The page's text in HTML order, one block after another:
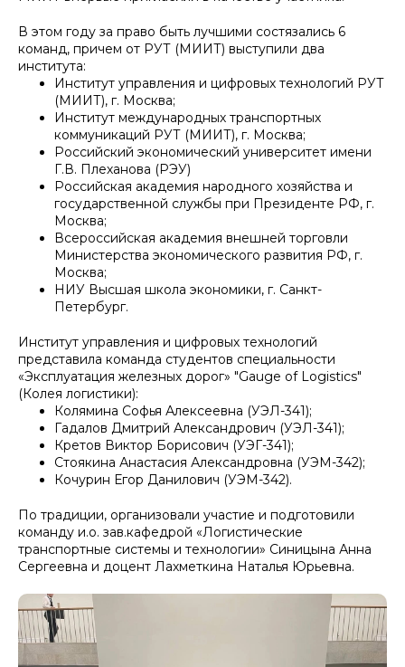
В этом году за право быть лучшими состязались 6
команд, причем от РУТ (МИИТ) выступили два
института:
Институт управления и цифровых технологий РУТ
(МИИТ), г. Москва;
Институт международных транспортных
коммуникаций РУТ (МИИТ), г. Москва;
Российский экономический университет имени
Г.В. Плеханова (РЭУ)
Российская академия народного хозяйства и
государственной службы при Президенте РФ, г.
Москва;
Всероссийская академия внешней торговли
Министерства экономического развития РФ, г.
Москва;
НИУ Высшая школа экономики, г. Санкт-
Петербург.
Институт управления и цифровых технологий
представила команда студентов специальности
«Эксплуатация железных дорог» "Gauge of Logistics"
(Колея логистики):
Колямина Софья Алексеевна (УЭЛ-341);
Гадалов Дмитрий Александрович (УЭЛ-341);
Кретов Виктор Борисович (УЭГ-341);
Стоякина Анастасия Александровна (УЭМ-342);
Кочурин Егор Данилович (УЭМ-342).
По традиции, организовали участие и подготовили
команду и.о. зав.кафедрой «Логистические
транспортные системы и технологии» Синицына Анна
Сергеевна и доцент Лахметкина Наталья Юрьевна.